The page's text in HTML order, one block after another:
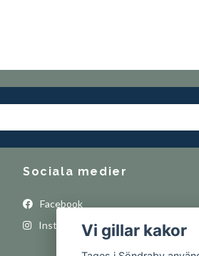
Sociala medier
Facebook
InstagramVi gillar kakor